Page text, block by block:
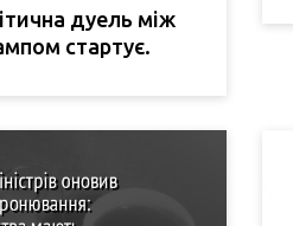
дуель між
стартує.